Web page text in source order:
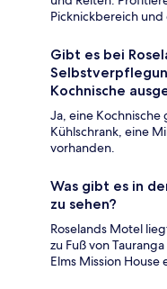
Picknickbereich
Gibt es bei
Kochnische
Ja, eine Kochnische
Kühlschrank, eine
vorhanden.
Was gibt es in
zu sehen?
Roselands Motel
zu Fuß von
Elms Mission House